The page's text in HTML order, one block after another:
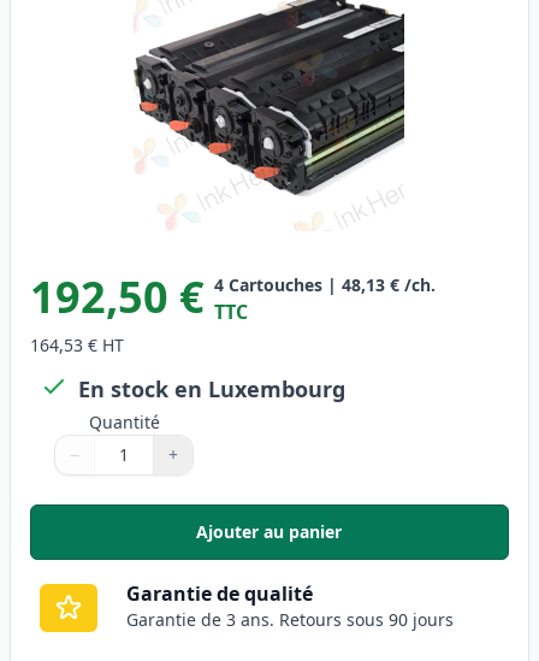
192,50 € 4 Cartouches | 48,13 € /ch.
TTC
164,53 € HT
En stock en Luxembourg
Quantité
Quantité
Utilisez les boutons pour ajuster
− +
Quantité
Ajouter au panier
,Pack de 4 Canon 045H / 045
Garantie de qualité
Garantie de 3 ans. Retours sous 90 jours